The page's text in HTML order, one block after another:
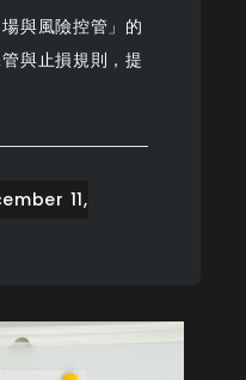
與風險控管」的
與止損規則，提